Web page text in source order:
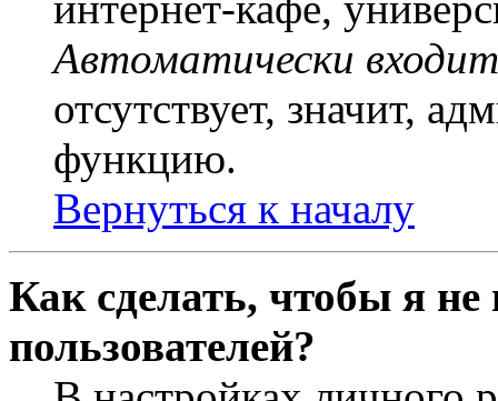
Автоматически
отсутствует, значит,
функцию.
Вернуться к началу
Как сделать, чтобы я
пользователей?